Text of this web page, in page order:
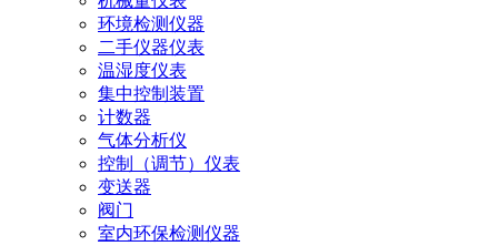
环境检测仪器
二手仪器仪表
温湿度仪表
集中控制装置
计数器
气体分析仪
控制（调节）仪表
变送器
阀门
室内环保检测仪器